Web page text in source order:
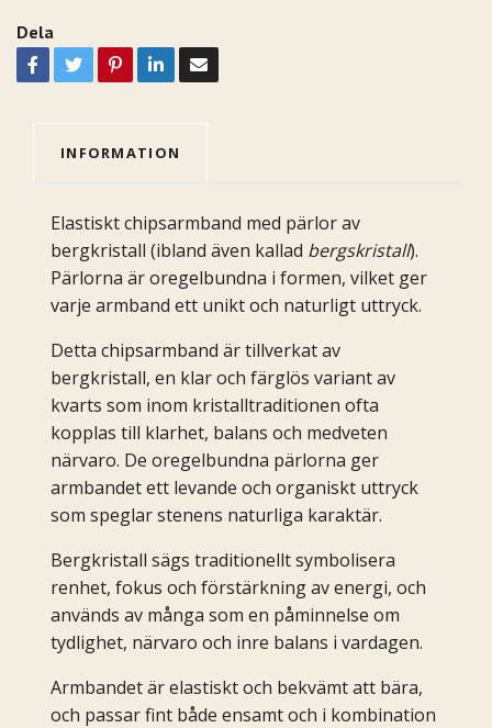
Dela
INFORMATION
Elastiskt chipsarmband med pärlor av
bergkristall (ibland även kallad bergskristall).
Pärlorna är oregelbundna i formen, vilket ger
varje armband ett unikt och naturligt uttryck.
Detta chipsarmband är tillverkat av
bergkristall, en klar och färglös variant av
kvarts som inom kristalltraditionen ofta
kopplas till klarhet, balans och medveten
närvaro. De oregelbundna pärlorna ger
armbandet ett levande och organiskt uttryck
som speglar stenens naturliga karaktär.
Bergkristall sägs traditionellt symbolisera
renhet, fokus och förstärkning av energi, och
används av många som en påminnelse om
tydlighet, närvaro och inre balans i vardagen.
Armbandet är elastiskt och bekvämt att bära,
och passar fint både ensamt och i kombination